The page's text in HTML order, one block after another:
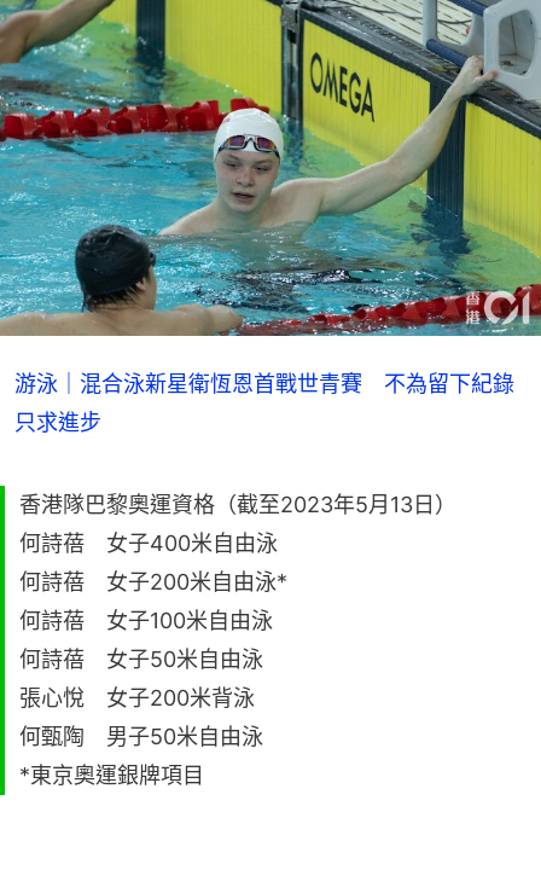
游泳｜混合泳新星衛恆恩首戰世青賽 不為留下紀錄
只求進步
香港隊巴黎奧運資格（截至2023年5月13日）
何詩蓓 女子400米自由泳
何詩蓓 女子200米自由泳*
何詩蓓 女子100米自由泳
何詩蓓 女子50米自由泳
張心悅 女子200米背泳
何甄陶 男子50米自由泳
*東京奧運銀牌項目